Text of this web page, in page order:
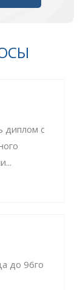
диплом с
до 96го